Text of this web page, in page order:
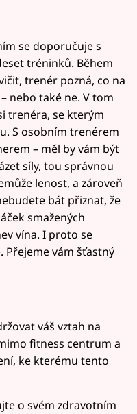
se doporučuje s
tréninků. Během
trenér pozná, co na
nebo také ne. V tom
trenéra, se kterým
S osobním trenérem
– měl by vám být
síly, tou správnou
lenost, a zároveň
bát přiznat, že
smažených
vína. I proto se
Přejeme vám šťastný
váš vztah na
fitness centrum a
ke kterému tento
o svém zdravotním